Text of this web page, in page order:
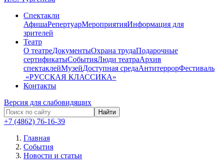
Спектакли
АфишаРепертуарМероприятияИнформация для
зрителей
Театр
О театреДокументыОхрана трудаПодарочные
сертификатыСобытияЛюди театраАрхив
спектаклейМузейДоступная средаАнтитеррорФестиваль
​ «РУССКАЯ КЛАССИКА»
Контакты
Версия для слабовидящих
Найти
+7 (4862) 76-16-39
Главная
События
Новости и статьи